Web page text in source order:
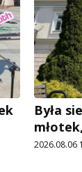
Była
2026.08.06